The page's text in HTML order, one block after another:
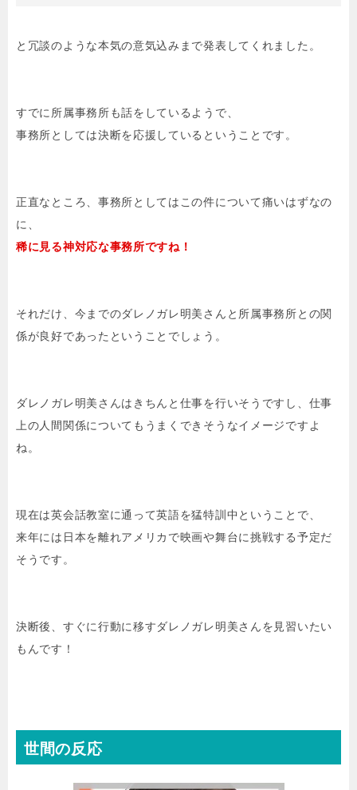
と冗談のような本気の意気込みまで発表してくれました。
すでに所属事務所も話をしているようで、
事務所としては決断を応援しているということです。
正直なところ、事務所としてはこの件について痛いはずなの
に、
稀に見る神対応な事務所ですね！
それだけ、今までのダレノガレ明美さんと所属事務所との関
係が良好であったということでしょう。
ダレノガレ明美さんはきちんと仕事を行いそうですし、仕事
上の人間関係についてもうまくできそうなイメージですよ
ね。
現在は英会話教室に通って英語を猛特訓中ということで、
来年には日本を離れアメリカで映画や舞台に挑戦する予定だ
そうです。
決断後、すぐに行動に移すダレノガレ明美さんを見習いたい
もんです！
世間の反応